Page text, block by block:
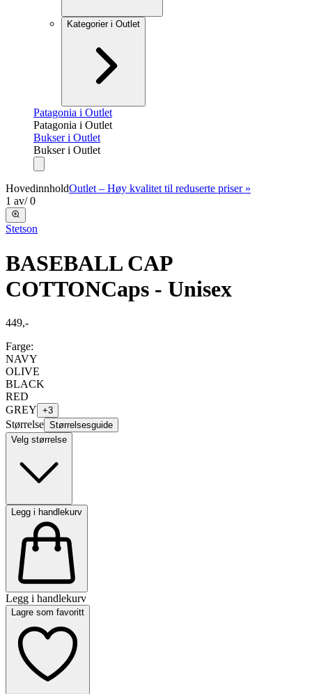
Kategorier i Outlet
Patagonia i Outlet
Patagonia i Outlet
Bukser i Outlet
Bukser i Outlet
HovedinnholdOutlet – Høy kvalitet til reduserte priser »
1 av/ 0
Stetson
BASEBALL CAP
COTTONCaps - Unisex
449,-
Farge:
NAVY
OLIVE
BLACK
RED
GREY +3
Størrelse Størrelsesguide
Velg størrelse
Legg i handlekurv
Legg i handlekurv
Lagre som favoritt